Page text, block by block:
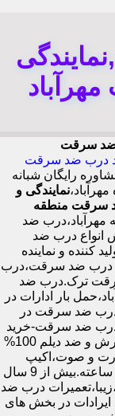
ضد سرقت
درب ضد سرقت
مشاوره رایگان شبانه
نمایندگی و
سرقت منطقه
مهرآباد،درب ضد
انواع درب ضد
کننده و نماینده
درب ضد سرقت،درب
ترک.درب ضد
بار ادارات در
درب ضد سرقت در
درب ضد سرقت-خرید
مستقیم از کارخانه قفل گاوصندوقی کاله،ضد برش و ضد دیلم 100%
و صوت،اکیپ
نصاب حرفه ای با گارانتی نصب 2 ساله،نصب 2 ساعته.بیش از 9 سال
درب ضد
ایرادات در بخش های